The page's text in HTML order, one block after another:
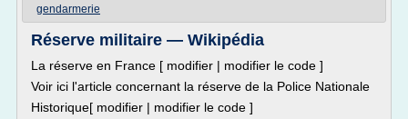
gendarmerie
Réserve militaire — Wikipédia
La réserve en France [ modifier | modifier le code ]
Voir ici l'article concernant la réserve de la Police Nationale
Historique[ modifier | modifier le code ]